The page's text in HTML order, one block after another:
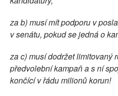
za b) musí mít podporu v
v senátu, pokud se jedná o
za c) musí dodržet limitovaný
předvolební kampaň a s ní
končící v řádu milionů korun!